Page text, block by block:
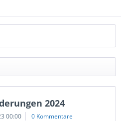
2024
00:00 0 Kommentare